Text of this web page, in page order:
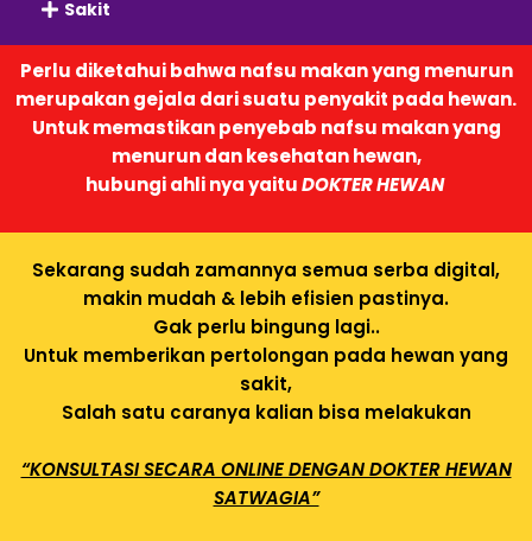
Sakit
Perlu diketahui bahwa nafsu makan yang menurun
merupakan gejala dari suatu penyakit pada hewan.
Untuk memastikan penyebab nafsu makan yang
menurun dan kesehatan hewan,
hubungi ahli nya yaituDOKTER HEWAN
Sekarang sudah zamannya semua serba digital,
makin mudah & lebih efisien pastinya.
Gak perlu bingung lagi..
Untuk memberikan pertolongan pada hewan yang
sakit,
Salah satu caranya kalian bisa melakukan
“KONSULTASI SECARA ONLINE DENGAN DOKTER HEWAN
SATWAGIA”